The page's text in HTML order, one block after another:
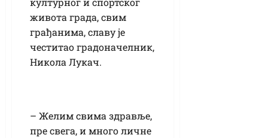
живота града, свим
грађанима, славу је
честитао градоначелник,
Никола Лукач.
– Желим свима здравље,
пре свега, и много личне